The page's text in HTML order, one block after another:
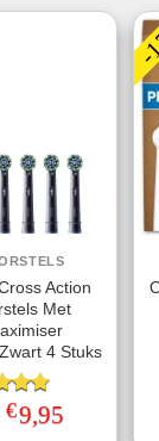
Action
Met
4 Stuks
5
Oorspronkelijke
prijs
€9,95
-